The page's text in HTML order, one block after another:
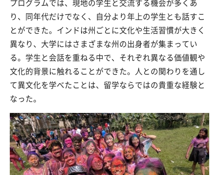
プログラムでは、現地の学生と交流する機会が多くあ
り、同年代だけでなく、自分より年上の学生とも話すこ
とができた。インドは州ごとに文化や生活習慣が大きく
異なり、大学にはさまざまな州の出身者が集まってい
る。学生と会話を重ねる中で、それぞれ異なる価値観や
文化的背景に触れることができた。人との関わりを通し
て異文化を学べたことは、留学ならではの貴重な経験と
なった。